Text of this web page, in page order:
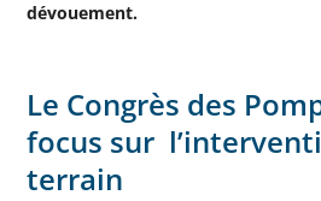
dévouement.
Le Congrès des
focus sur
terrain